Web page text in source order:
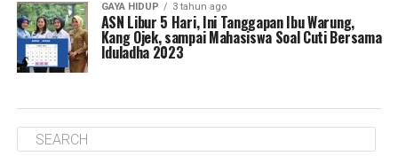
GAYA HIDUP 3 tahun ago
ASN Libur 5 Hari, Ini Tanggapan Ibu Warung,
Kang Ojek, sampai Mahasiswa Soal Cuti Bersama
Iduladha 2023